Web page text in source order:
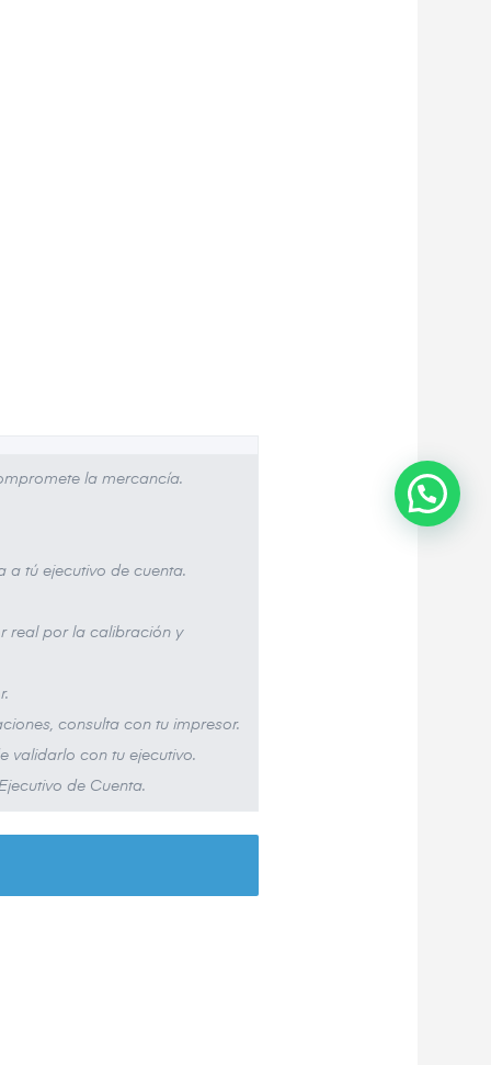
la mercancía.
a tú ejecutivo de cuenta.
real por la calibración y
consulta con tu impresor.
validarlo con tu ejecutivo.
de Cuenta.